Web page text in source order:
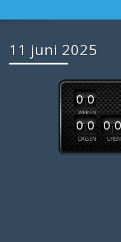
11 juni 2025
WEKEN
0 0
DAGEN
0 0
UREN
0 0